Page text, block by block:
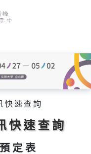
快速查詢
快速查詢
定表